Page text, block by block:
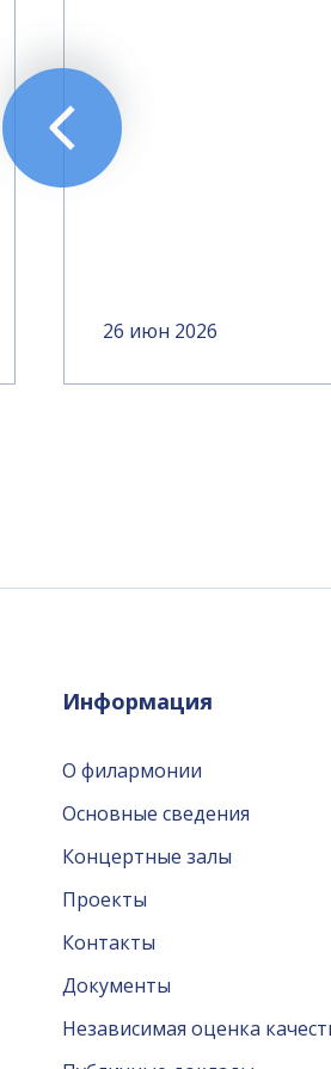
26 июн 2026
Информация
О филармонии
Основные сведения
Концертные залы
Проекты
Контакты
Документы
Независимая оценка